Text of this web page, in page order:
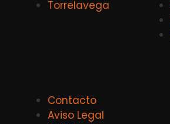
Torrelavega
Contacto
Aviso Legal